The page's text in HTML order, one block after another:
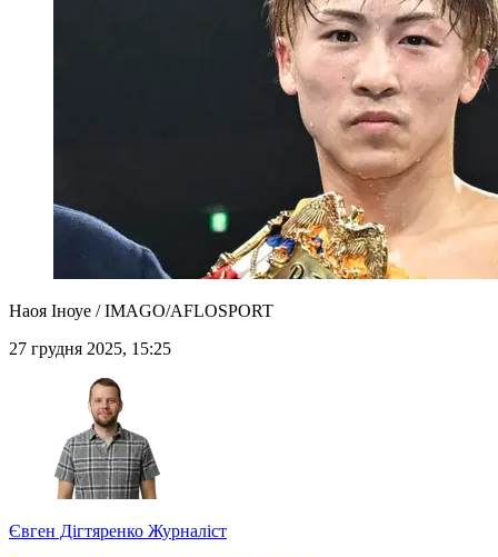
Наоя Іноуе / IMAGO/AFLOSPORT
27 грудня 2025, 15:25
Євген Дігтяренко Журналіст